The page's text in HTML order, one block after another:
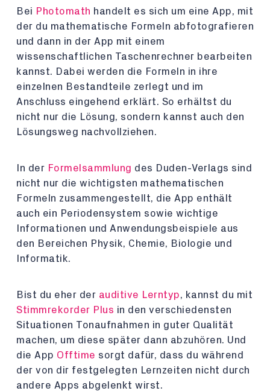
Bei Photomath handelt es sich um eine App, mit
der du mathematische Formeln abfotografieren
und dann in der App mit einem
wissenschaftlichen Taschenrechner bearbeiten
kannst. Dabei werden die Formeln in ihre
einzelnen Bestandteile zerlegt und im
Anschluss eingehend erklärt. So erhältst du
nicht nur die Lösung, sondern kannst auch den
Lösungsweg nachvollziehen.
In der Formelsammlung des Duden-Verlags sind
nicht nur die wichtigsten mathematischen
Formeln zusammengestellt, die App enthält
auch ein Periodensystem sowie wichtige
Informationen und Anwendungsbeispiele aus
den Bereichen Physik, Chemie, Biologie und
Informatik.
Bist du eher der auditive Lerntyp, kannst du mit
Stimmrekorder Plus in den verschiedensten
Situationen Tonaufnahmen in guter Qualität
machen, um diese später dann abzuhören. Und
die App Offtime sorgt dafür, dass du während
der von dir festgelegten Lernzeiten nicht durch
andere Apps abgelenkt wirst.